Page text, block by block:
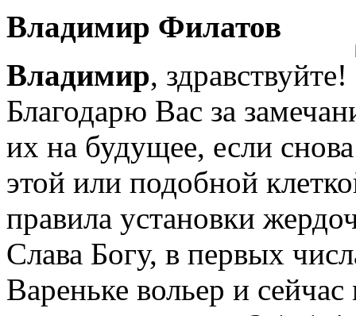
Владимир Филатов
Владимир, здравствуйте!
Благодарю Вас за
их на будущее, если
этой или подобной
правила установки
Слава Богу, в первых
Вареньке вольер и